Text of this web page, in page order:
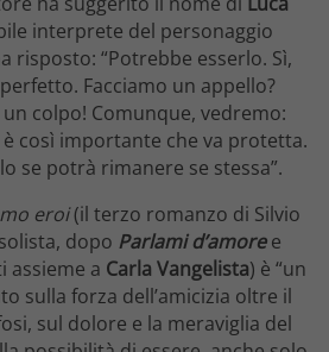
interprete del personaggio
risposto: “Potrebbe esserlo. Sì,
Facciamo un appello?
colpo! Comunque, vedremo:
così importante che va protetta.
se potrà rimanere se stessa”.
eroi(il terzo romanzo di Silvio
dopo Parlami d’amore e
a Carla Vangelista) è “un
sulla forza dell’amicizia oltre il
sul dolore e la meraviglia del